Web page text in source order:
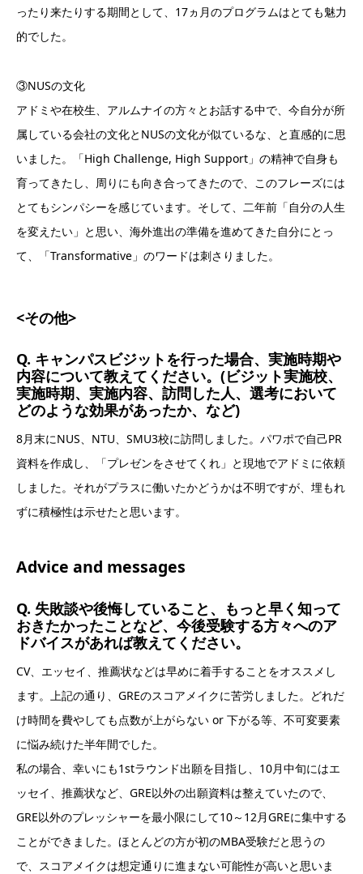
ったり来たりする期間として、17ヵ月のプログラムはとても魅力
的でした。
③NUSの文化
アドミや在校生、アルムナイの方々とお話する中で、今自分が所
属している会社の文化とNUSの文化が似ているな、と直感的に思
いました。「High Challenge, High Support」の精神で自身も
育ってきたし、周りにも向き合ってきたので、このフレーズには
とてもシンパシーを感じています。そして、二年前「自分の人生
を変えたい」と思い、海外進出の準備を進めてきた自分にとっ
て、「Transformative」のワードは刺さりました。
<その他>
Q. キャンパスビジットを行った場合、実施時期や
内容について教えてください。(ビジット実施校、
実施時期、実施内容、訪問した人、選考において
どのような効果があったか、など)
8月末にNUS、NTU、SMU3校に訪問しました。パワポで自己PR
資料を作成し、「プレゼンをさせてくれ」と現地でアドミに依頼
しました。それがプラスに働いたかどうかは不明ですが、埋もれ
ずに積極性は示せたと思います。
Advice and messages
Q. 失敗談や後悔していること、もっと早く知って
おきたかったことなど、今後受験する方々へのア
ドバイスがあれば教えてください。
CV、エッセイ、推薦状などは早めに着手することをオススメし
ます。上記の通り、GREのスコアメイクに苦労しました。どれだ
け時間を費やしても点数が上がらない or 下がる等、不可変要素
に悩み続けた半年間でした。
私の場合、幸いにも1stラウンド出願を目指し、10月中旬にはエ
ッセイ、推薦状など、GRE以外の出願資料は整えていたので、
GRE以外のプレッシャーを最小限にして10～12月GREに集中する
ことができました。ほとんどの方が初のMBA受験だと思うの
で、スコアメイクは想定通りに進まない可能性が高いと思いま